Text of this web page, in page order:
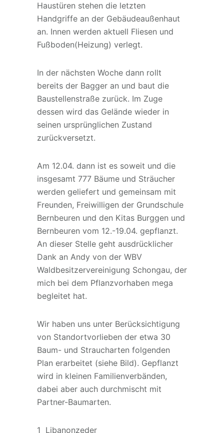
Haustüren stehen die letzten
Handgriffe an der Gebäudeaußenhaut
an. Innen werden aktuell Fliesen und
Fußboden(Heizung) verlegt.
In der nächsten Woche dann rollt
bereits der Bagger an und baut die
Baustellenstraße zurück. Im Zuge
dessen wird das Gelände wieder in
seinen ursprünglichen Zustand
zurückversetzt.
Am 12.04. dann ist es soweit und die
insgesamt 777 Bäume und Sträucher
werden geliefert und gemeinsam mit
Freunden, Freiwilligen der Grundschule
Bernbeuren und den Kitas Burggen und
Bernbeuren vom 12.-19.04. gepflanzt.
An dieser Stelle geht ausdrücklicher
Dank an Andy von der WBV
Waldbesitzervereinigung Schongau, der
mich bei dem Pflanzvorhaben mega
begleitet hat.
Wir haben uns unter Berücksichtigung
von Standortvorlieben der etwa 30
Baum- und Straucharten folgenden
Plan erarbeitet (siehe Bild). Gepflanzt
wird in kleinen Familienverbänden,
dabei aber auch durchmischt mit
Partner-Baumarten.
1 Libanonzeder